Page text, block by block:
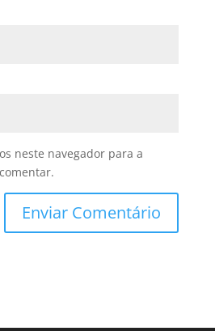
neste navegador para a